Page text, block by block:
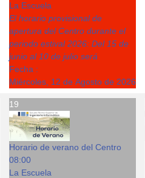
La Escuela
El horario provisional de
apertura del Centro durante el
periodo estival 2026: Del 15 de
junio al 10 de julio será
Fecha :
Miércoles, 12 de Agosto de 2026
19
Horario de verano del Centro
08:00
La Escuela